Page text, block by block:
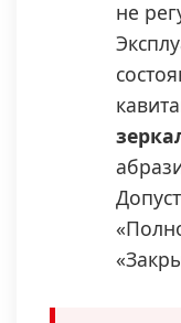
не